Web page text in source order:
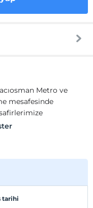
Metro ve
mesafesinde
imkanı
AVM, Cevahir
Arena
tarihi